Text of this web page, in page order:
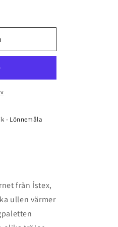
- Lönnemåla
från Ístex,
ullen värmer